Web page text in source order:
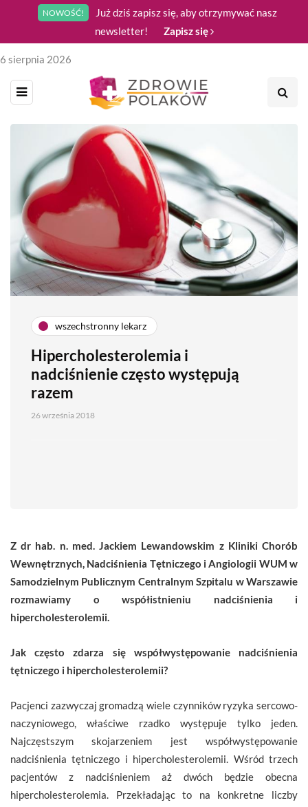
NOWOŚĆ!
Już dziś zapisz się, aby otrzymywać nasz
newsletter!
Zapisz się
6 sierpnia 2026
wszechstronny lekarz
Hipercholesterolemia i
nadciśnienie często występują
razem
26 września 2018
Z dr hab. n. med. Jackiem Lewandowskim z Kliniki Chorób
Wewnętrznych, Nadciśnienia Tętniczego i Angiologii WUM w
Samodzielnym Publicznym Centralnym Szpitalu w Warszawie
rozmawiamy o współistnieniu nadciśnienia i
hipercholesterolemii.
Jak często zdarza się współwystępowanie nadciśnienia
tętniczego i hipercholesterolemii?
Pacjenci zazwyczaj gromadzą wiele czynników ryzyka sercowo-
naczyniowego, właściwe rzadko występuje tylko jeden.
Najczęstszym skojarzeniem jest współwystępowanie
nadciśnienia tętniczego i hipercholesterolemii. Wśród trzech
pacjentów z nadciśnieniem aż dwóch będzie obecna
hipercholesterolemia. Przekładając to na konkretne liczby